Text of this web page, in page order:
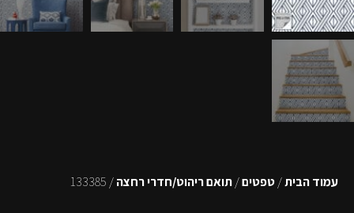
עמוד הבית/טפטים/תואם ריהוט/חדרי רחצה/ 133385